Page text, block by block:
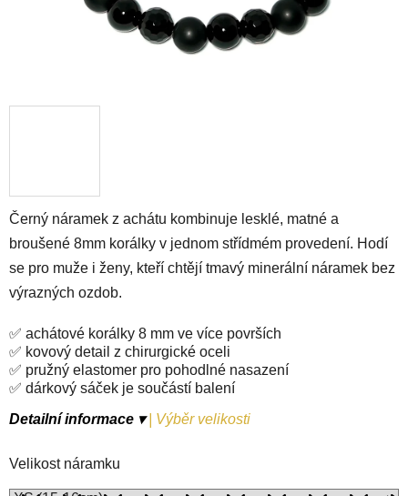
Černý náramek z achátu kombinuje lesklé, matné a
broušené 8mm korálky v jednom střídmém provedení. Hodí
se pro muže i ženy, kteří chtějí tmavý minerální náramek bez
výrazných ozdob.
✅ achátové korálky 8 mm ve více površích
✅ kovový detail z chirurgické oceli
✅ pružný elastomer pro pohodlné nasazení
✅ dárkový sáček je součástí balení
Detailní informace ▾
Výběr velikosti
Velikost náramku